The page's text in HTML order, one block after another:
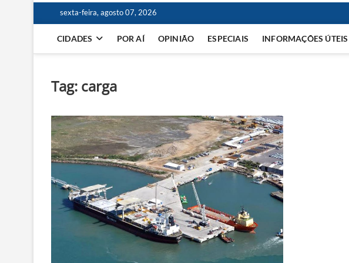
sexta-feira, agosto 07, 2026
CIDADES POR AÍ OPINIÃO ESPECIAIS INFORMAÇÕES ÚTEIS
Tag: carga